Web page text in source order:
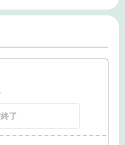
了